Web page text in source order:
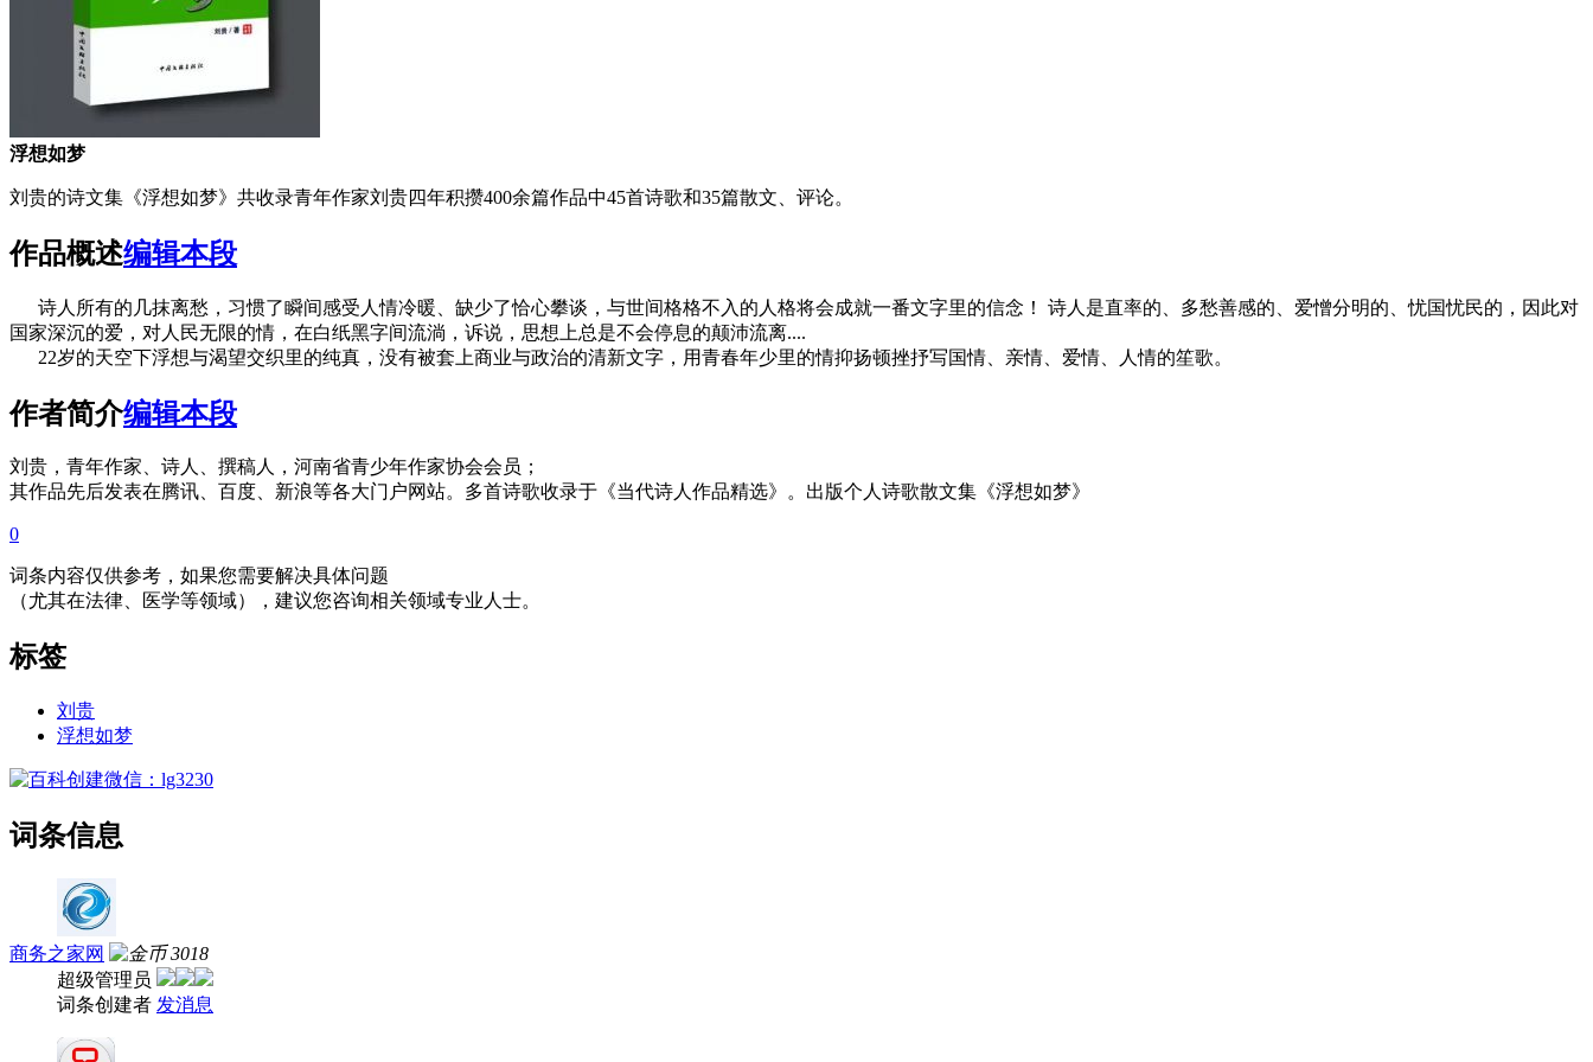
浮想如梦
刘贵的诗文集《浮想如梦》共收录青年作家刘贵四年积攒400余篇作品中45首诗歌和35篇散文、评论。
作品概述编辑本段
诗人所有的几抹离愁，习惯了瞬间感受人情冷暖、缺少了恰心攀谈，与世间格格不入的人格将会成就一番文字里的信念！ 诗人是直率的、多愁善感的、爱憎分明的、忧国忧民的，因此对
国家深沉的爱，对人民无限的情，在白纸黑字间流淌，诉说，思想上总是不会停息的颠沛流离....
22岁的天空下浮想与渴望交织里的纯真，没有被套上商业与政治的清新文字，用青春年少里的情抑扬顿挫抒写国情、亲情、爱情、人情的笙歌。
作者简介编辑本段
刘贵，青年作家、诗人、撰稿人，河南省青少年作家协会会员；
其作品先后发表在腾讯、百度、新浪等各大门户网站。多首诗歌收录于《当代诗人作品精选》。出版个人诗歌散文集《浮想如梦》
0
词条内容仅供参考，如果您需要解决具体问题
（尤其在法律、医学等领域），建议您咨询相关领域专业人士。
标签
刘贵
浮想如梦
词条信息
商务之家网
3018
超级管理员
词条创建者 发消息